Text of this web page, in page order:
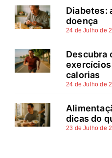
Diabetes:
doença
24 de Julho de
Descubra
exercícios
calorias
24 de Julho de
dicas do
23 de Julho de